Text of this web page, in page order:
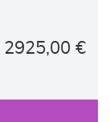
2925,00 €